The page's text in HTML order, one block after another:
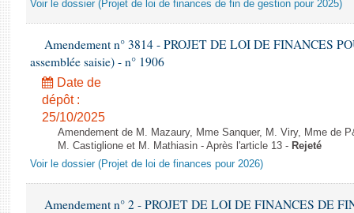
Voir le dossier (Projet de loi de finances de fin de gestion pour 2025)
Amendement n° 3814 - PROJET DE LOI DE FINANCES
assemblée saisie) - n° 1906
Date de
dépôt :
25/10/2025
Amendement de M. Mazaury, Mme Sanquer, M. Viry, Mme de
M. Castiglione et M. Mathiasin - Après l'article 13 - Rejeté
Voir le dossier (Projet de loi de finances pour 2026)
Amendement n° 2 - PROJET DE LOI DE FINANCES DE